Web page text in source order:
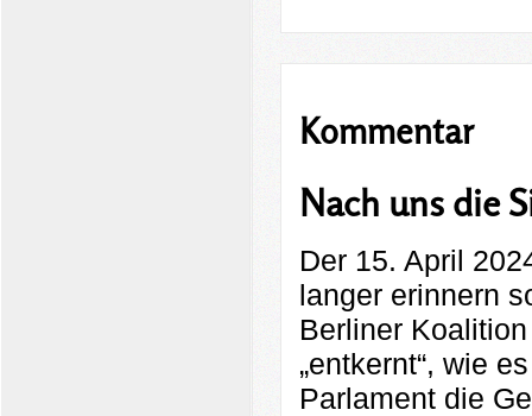
Kommentar
Nach uns die
Der 15. April
langer erinnern
Berliner
„entkernt“, wie
Parlament die